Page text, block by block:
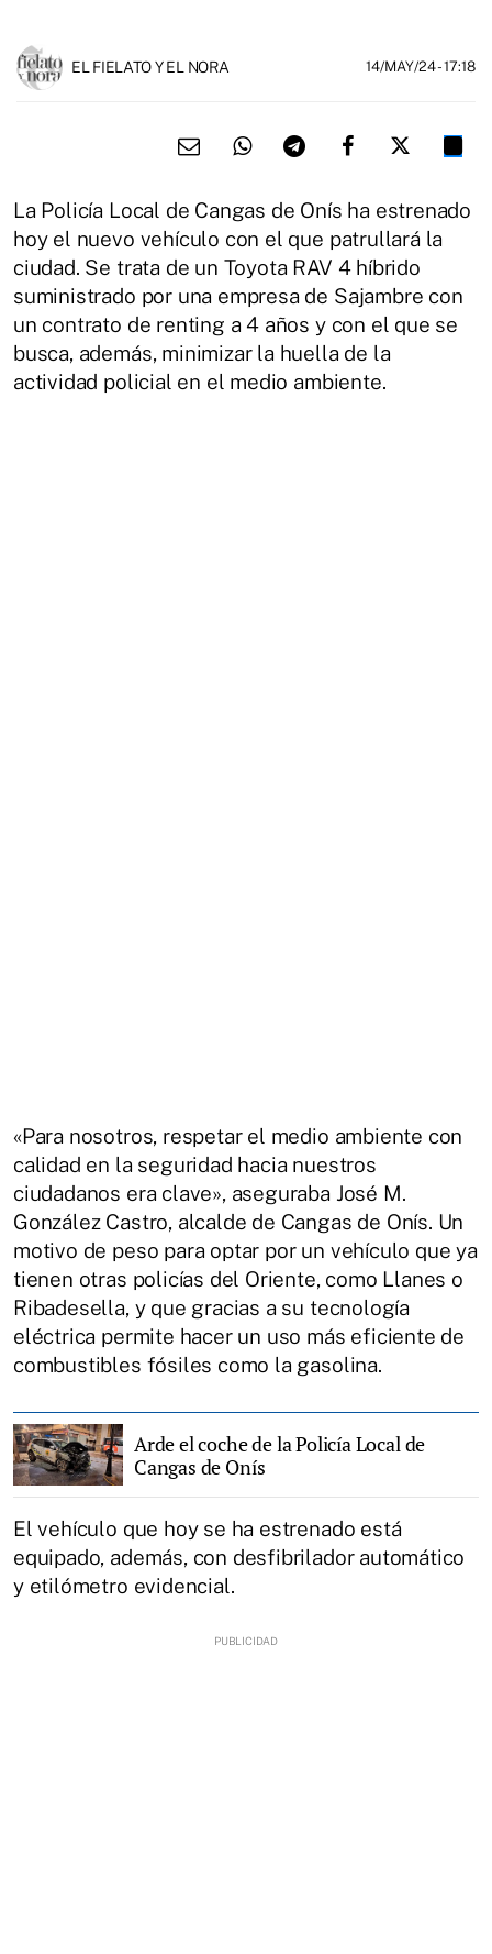
EL FIELATO Y EL NORA 14/MAY/24- 17:18
La Policía Local de Cangas de Onís ha estrenado
hoy el nuevo vehículo con el que patrullará la
ciudad. Se trata de un Toyota RAV 4 híbrido
suministrado por una empresa de Sajambre con
un contrato de renting a 4 años y con el que se
busca, además, minimizar la huella de la
actividad policial en el medio ambiente.
«Para nosotros, respetar el medio ambiente con
calidad en la seguridad hacia nuestros
ciudadanos era clave», aseguraba José M.
González Castro, alcalde de Cangas de Onís. Un
motivo de peso para optar por un vehículo que ya
tienen otras policías del Oriente, como Llanes o
Ribadesella, y que gracias a su tecnología
eléctrica permite hacer un uso más eficiente de
combustibles fósiles como la gasolina.
Arde el coche de la Policía Local de
Cangas de Onís
El vehículo que hoy se ha estrenado está
equipado, además, con desfibrilador automático
y etilómetro evidencial.